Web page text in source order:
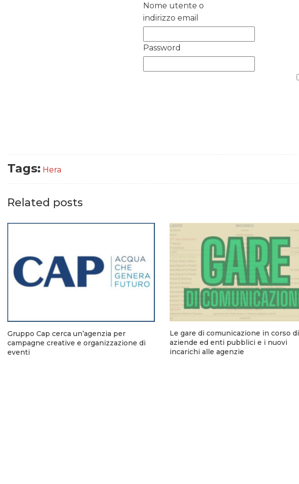
Nome utente o
indirizzo email
Password
Tags: Hera
Related posts
Gruppo Cap cerca un’agenzia per
campagne creative e organizzazione di
eventi
Le gare di comunicazione in corso di
aziende ed enti pubblici e i nuovi
incarichi alle agenzie